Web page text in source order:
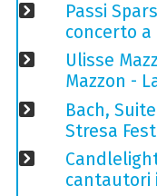
Passi
concerto a
Ulisse
Mazzon -
Bach,
Stresa
cantautori